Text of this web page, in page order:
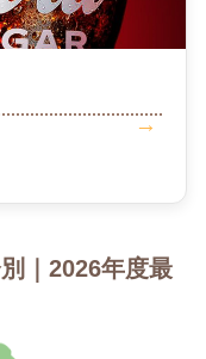
｜2026年度最